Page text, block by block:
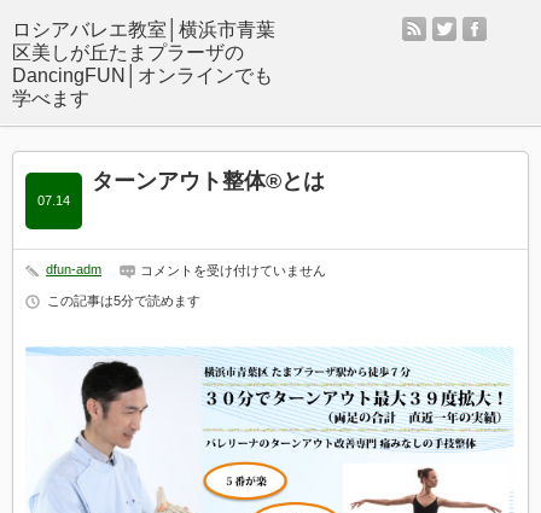
rss twitter
ターンアウト整体®とは
07.14
dfun-adm
タ
ン
ト
整
体
®
と
コメントを受け付けていません
この記事は5分で読めます